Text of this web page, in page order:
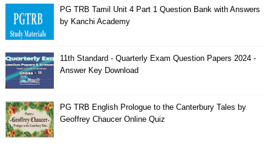
PG TRB Tamil Unit 4 Part 1 Question Bank with Answers
by Kanchi Academy
11th Standard - Quarterly Exam Question Papers 2024 -
Answer Key Download
PG TRB English Prologue to the Canterbury Tales by
Geoffrey Chaucer Online Quiz